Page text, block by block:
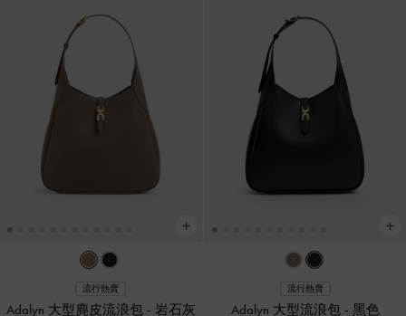
流行熱賣
Adalyn 大型麂皮流浪包 - 岩石灰
流行熱賣
Adalyn 大型流浪包 - 黑色